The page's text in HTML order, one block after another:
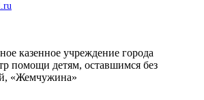
казенное учреждение города
помощи детям, оставшимся без
«Жемчужина»